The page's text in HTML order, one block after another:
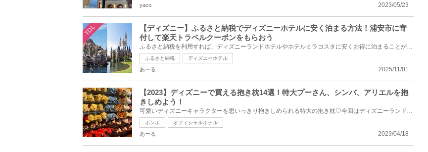
2023/05/23
yaco
TDL
【ディズニー】ふるさと納税でディズニーホテルに安く泊まる方法！浦安市に寄
付して楽天トラベルクーポンをもらおう
ふるさと納税を利用すれば、ディズニーランドホテルやホテルミラコスタに安くお得に泊まることができる...
ふるさと納税 ディズニーホテル
2025/11/01
あーる
【2023】ディズニーで買える抱き枕14選！特大プーさん、シンバ、アリエルを抱
きしめよう！
可愛いディズニーキャラクターを思いっきり抱きしめられる特大の抱き枕♡今回はディズニーランド・ディズ...
ボンボ オフィシャルホテル
2023/04/18
あーる